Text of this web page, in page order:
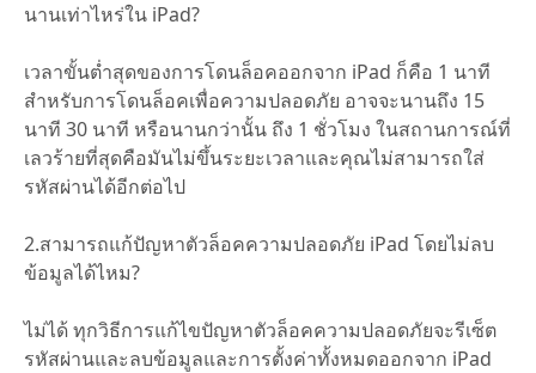
นานเท่าไหร่ใน iPad?
เวลาขั้นต่ำสุดของการโดนล็อคออกจาก iPad ก็คือ 1 นาที
สำหรับการโดนล็อคเพื่อความปลอดภัย อาจจะนานถึง 15
นาที 30 นาที หรือนานกว่านั้น ถึง 1 ชั่วโมง ในสถานการณ์ที่
เลวร้ายที่สุดคือมันไม่ขึ้นระยะเวลาและคุณไม่สามารถใส่
รหัสผ่านได้อีกต่อไป
2.สามารถแก้ปัญหาตัวล็อคความปลอดภัย iPad โดยไม่ลบ
ข้อมูลได้ไหม?
ไม่ได้ ทุกวิธีการแก้ไขปัญหาตัวล็อคความปลอดภัยจะรีเซ็ต
รหัสผ่านและลบข้อมูลและการตั้งค่าทั้งหมดออกจาก iPad